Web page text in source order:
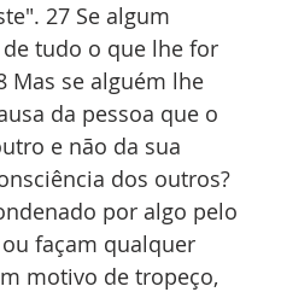
27 Se algum
tudo o que lhe for
Mas se alguém lhe
da pessoa que o
e não da sua
dos outros?
por algo pelo
façam qualquer
motivo de tropeço,